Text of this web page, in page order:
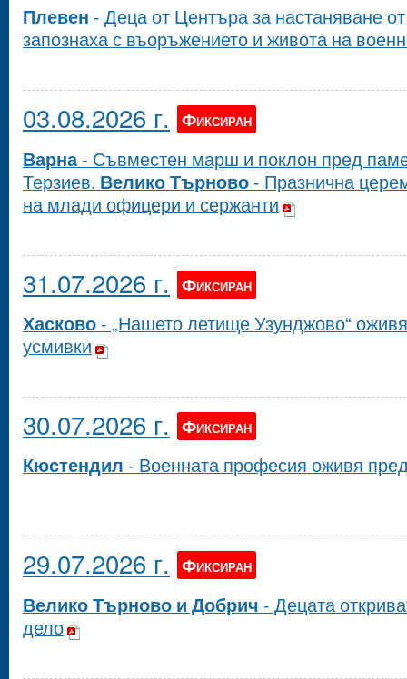
Плевен - Деца от Центъра за настаняване
запознаха с въоръжението и живота на
03.08.2026 г. Фиксиран
Варна- Съвместен марш и поклон пред
Терзиев. Велико Търново- Празнична
на млади офицери и сержанти
31.07.2026 г. Фиксиран
Хасково- „Нашето летище Узунджово“
усмивки
30.07.2026 г. Фиксиран
Кюстендил - Военната професия оживя
29.07.2026 г. Фиксиран
Велико Търново и Добрич - Децата
дело